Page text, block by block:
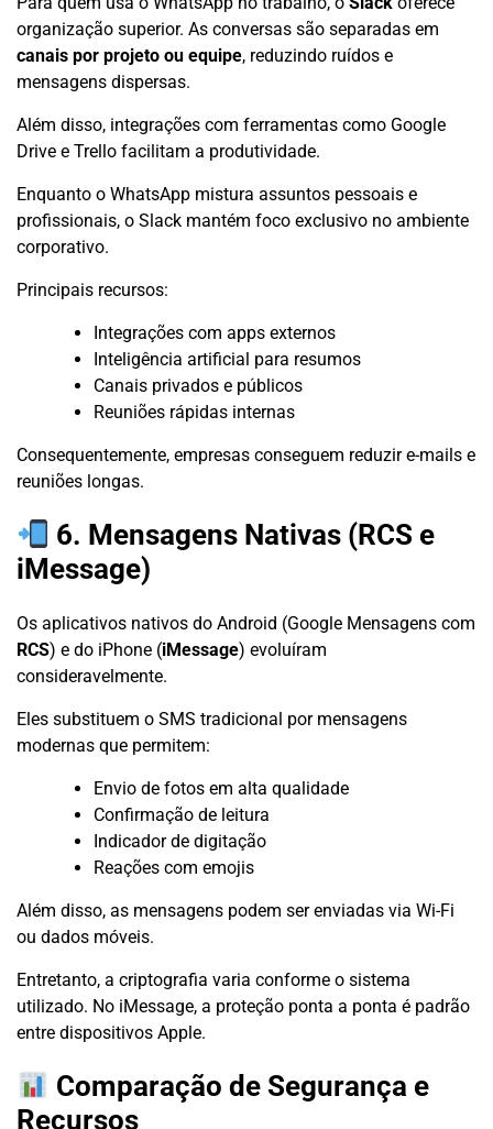
organização superior. As conversas são separadas em
canais por projeto ou equipe, reduzindo ruídos e
mensagens dispersas.
Além disso, integrações com ferramentas como Google
Drive e Trello facilitam a produtividade.
Enquanto o WhatsApp mistura assuntos pessoais e
profissionais, o Slack mantém foco exclusivo no ambiente
corporativo.
Principais recursos:
Integrações com apps externos
Inteligência artificial para resumos
Canais privados e públicos
Reuniões rápidas internas
Consequentemente, empresas conseguem reduzir e-mails e
reuniões longas.
6. Mensagens Nativas (RCS e
iMessage)
Os aplicativos nativos do Android (Google Mensagens com
RCS) e do iPhone (iMessage) evoluíram
consideravelmente.
Eles substituem o SMS tradicional por mensagens
modernas que permitem:
Envio de fotos em alta qualidade
Confirmação de leitura
Indicador de digitação
Reações com emojis
Além disso, as mensagens podem ser enviadas via Wi-Fi
ou dados móveis.
Entretanto, a criptografia varia conforme o sistema
utilizado. No iMessage, a proteção ponta a ponta é padrão
entre dispositivos Apple.
Comparação de Segurança e
Recursos